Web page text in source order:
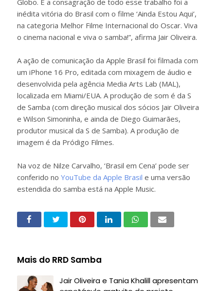
Globo. E a consagração de todo esse trabalho foi a
inédita vitória do Brasil com o filme ‘Ainda Estou Aqui’,
na categoria Melhor Filme Internacional do Oscar. Viva
o cinema nacional e viva o samba!”, afirma Jair Oliveira.
A ação de comunicação da Apple Brasil foi filmada com
um iPhone 16 Pro, editada com mixagem de áudio e
desenvolvida pela agência Media Arts Lab (MAL),
localizada em Miami/EUA. A produção de som é da S
de Samba (com direção musical dos sócios Jair Oliveira
e Wilson Simoninha, e ainda de Diego Guimarães,
produtor musical da S de Samba). A produção de
imagem é da Pródigo Filmes.
Na voz de Nilze Carvalho, ‘Brasil em Cena’ pode ser
conferido no YouTube da Apple Brasil e uma versão
estendida do samba está na Apple Music.
Mais do RRD Samba
Jair Oliveira e Tania Khalill apresentam